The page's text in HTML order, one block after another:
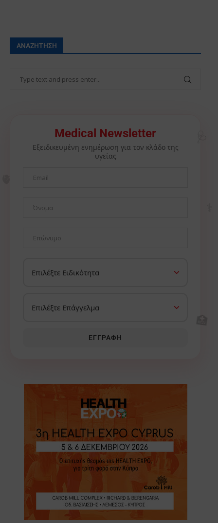
ΑΝΑΖΉΤΗΣΗ
Medical Newsletter
Εξειδικευμένη ενημέρωση για τον κλάδο της
υγείας
ΕΓΓΡΑΦΉ